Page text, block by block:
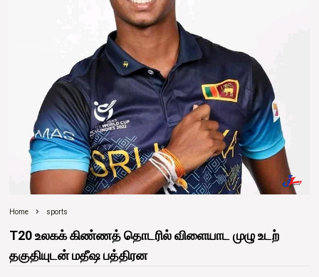
Home sports
T20 உலகக் கிண்ணத் தொடரில் விளையாட முழு உடற்
தகுதியுடன் மதீஷ பத்திரன